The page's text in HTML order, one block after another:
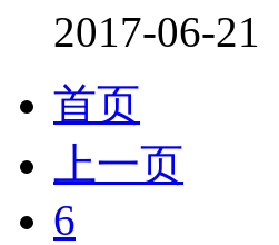
2017-06-21
首页
上一页
6